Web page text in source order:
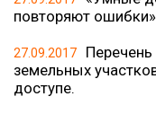
повторяют
27.09.2017
земельных
доступе.